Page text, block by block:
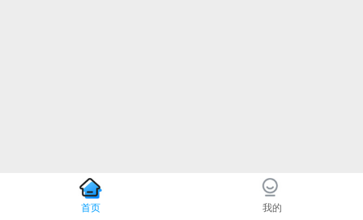
首页 我的